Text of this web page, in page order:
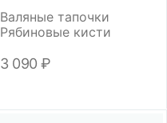
Валяные тапочки
Рябиновые кисти
3 090 ₽